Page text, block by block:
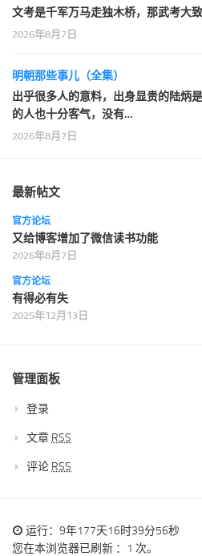
文考是千军万马走独木桥，那武考大
2026年8月7日
明朝那些事儿（全集）
出乎很多人的意料，出身显贵的陆炳
的人也十分客气，没有…
2026年8月7日
最新帖文
官方论坛
又给博客增加了微信读书功能
2026年8月7日
官方论坛
有得必有失
2025年12月13日
管理面板
登录
文章 RSS
评论 RSS
运行：9年177天16时39分56秒
您在本浏览器已刷新 ：1 次。